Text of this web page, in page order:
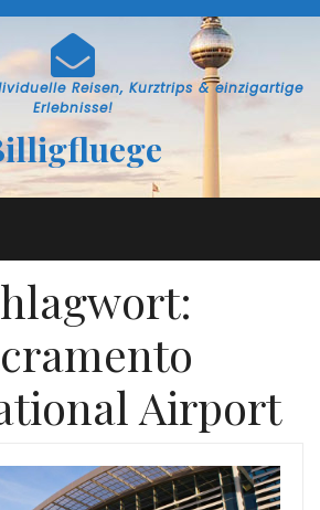
Reisen, Kurztrips & einzigartige
Erlebnisse!
Airport